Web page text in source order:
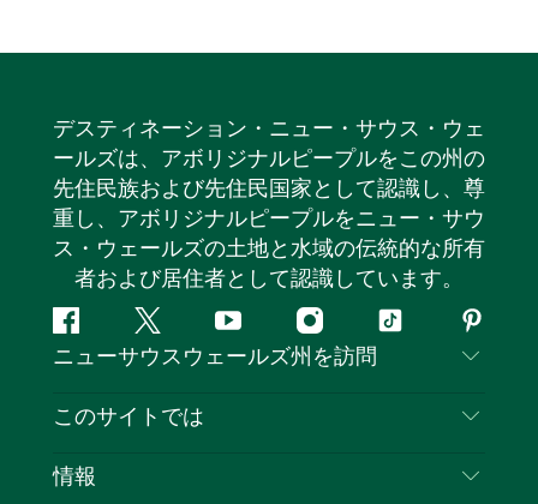
デスティネーション・ニュー・サウス・ウェ
ールズは、アボリジナルピープルをこの州の
先住民族および先住民国家として認識し、尊
重し、アボリジナルピープルをニュー・サウ
ス・ウェールズの土地と水域の伝統的な所有
者および居住者として認識しています。
フ
ェ
ス
ッ
ツ
イ
タ
ユ
ー
イ
ン
テ
ピ
ン
レ
ト
ニューサウスウェールズ州を訪問
お問い合わせ
このサイトでは
目的地
情報